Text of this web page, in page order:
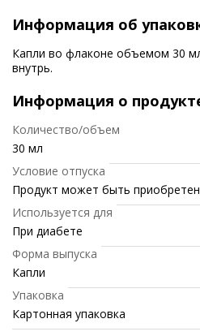
Информация об
Капли во флаконе объемом 30
внутрь.
Информация о
Количество/объем
30 мл
Условие отпуска
Продукт может быть
Используется для
При диабете
Форма выпуска
Капли
Упаковка
Картонная упаковка